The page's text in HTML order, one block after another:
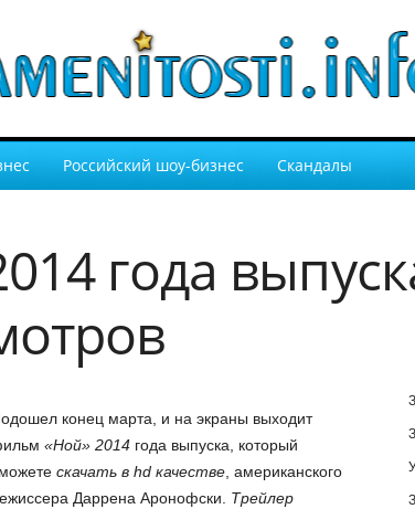
Российский шоу-бизнес Скандалы
года
конец марта, и на экраны выходит
«Ной» 2014года выпуска, который
скачать в hd качестве, американского
Даррена Аронофски. Трейлер